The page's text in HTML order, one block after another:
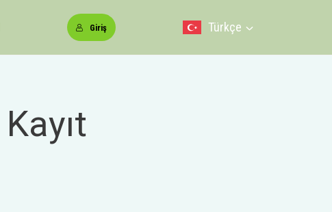
Giriş Türkçe
Kayıt